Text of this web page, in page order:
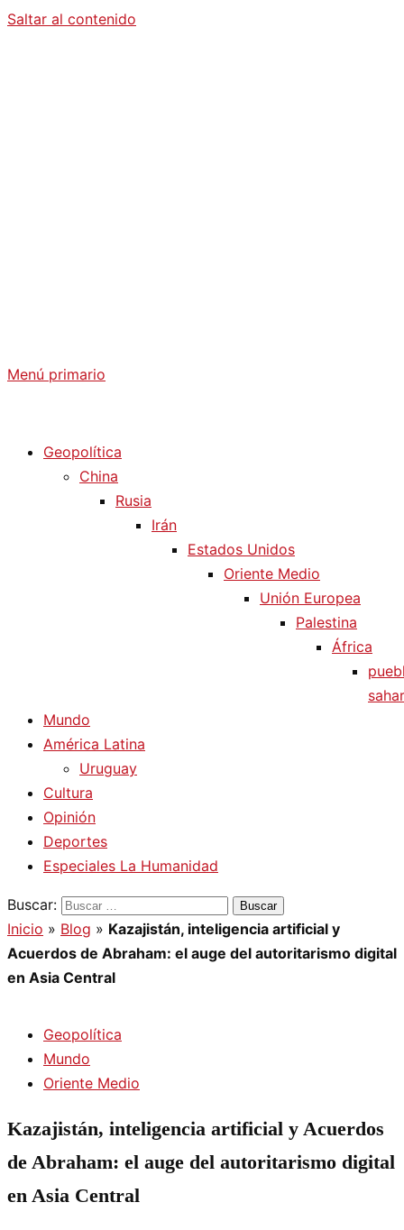
Saltar al contenido
Menú primario
Geopolítica
China
Rusia
Irán
Estados Unidos
Oriente Medio
Unión Europea
Palestina
África
Mundo
América Latina
Uruguay
Cultura
Opinión
Deportes
Especiales La Humanidad
Buscar:
Inicio » Blog » Kazajistán, inteligencia artificial y
Acuerdos de Abraham: el auge del autoritarismo digital
en Asia Central
Geopolítica
Mundo
Oriente Medio
Kazajistán, inteligencia artificial y Acuerdos
de Abraham: el auge del autoritarismo digital
en Asia Central